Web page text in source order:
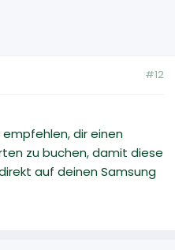
#12
empfehlen, dir einen
zu buchen, damit diese
auf deinen Samsung